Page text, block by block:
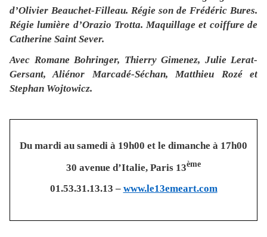
d’Olivier Beauchet-Filleau. Régie son de Frédéric Bures.
Régie lumière d’Orazio Trotta. Maquillage et coiffure de
Catherine Saint Sever.
Avec Romane Bohringer, Thierry Gimenez, Julie Lerat-
Gersant, Aliénor Marcadé-Séchan, Matthieu Rozé et
Stephan Wojtowicz.
Du mardi au samedi à 19h00 et le dimanche à 17h00
30 avenue d’Italie, Paris 13ème
01.53.31.13.13 – www.le13emeart.com